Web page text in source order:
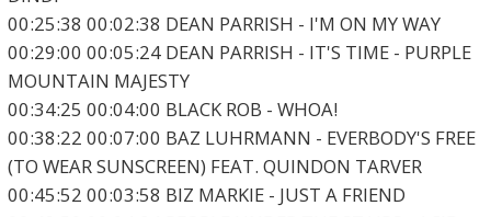
00:25:38 00:02:38 DEAN PARRISH - I'M ON MY WAY
00:29:00 00:05:24 DEAN PARRISH - IT'S TIME - PURPLE
MOUNTAIN MAJESTY
00:34:25 00:04:00 BLACK ROB - WHOA!
00:38:22 00:07:00 BAZ LUHRMANN - EVERBODY'S FREE
(TO WEAR SUNSCREEN) FEAT. QUINDON TARVER
00:45:52 00:03:58 BIZ MARKIE - JUST A FRIEND